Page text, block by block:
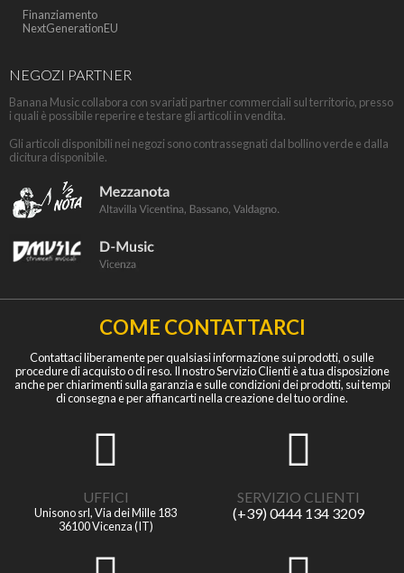
Finanziamento
NextGenerationEU
NEGOZI PARTNER
Banana Music collabora con svariati partner commerciali sul territorio, presso
i quali è possibile reperire e testare gli articoli in vendita.
Gli articoli disponibili nei negozi sono contrassegnati dal bollino verde e dalla
dicitura disponibile.
COME CONTATTARCI
Contattaci liberamente per qualsiasi informazione sui prodotti, o sulle
procedure di acquisto o di reso. Il nostro Servizio Clienti è a tua disposizione
anche per chiarimenti sulla garanzia e sulle condizioni dei prodotti, sui tempi
di consegna e per affiancarti nella creazione del tuo ordine.
UFFICI
Unisono srl, Via dei Mille 183
36100 Vicenza (IT)
SERVIZIO CLIENTI
(+39) 0444 134 3209